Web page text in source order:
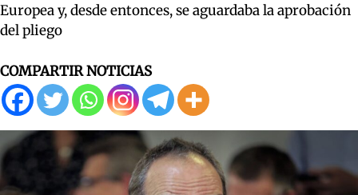
Europea y, desde entonces, se aguardaba la aprobación
del pliego
COMPARTIR NOTICIAS